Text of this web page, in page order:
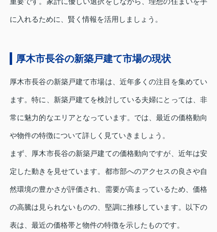
に入れるために、賢く情報を活用しましょう。
厚木市長谷の新築戸建て市場の現状
厚木市長谷の新築戸建て市場は、近年多くの注目を集めてい
ます。特に、新築戸建てを検討している夫婦にとっては、非
常に魅力的なエリアとなっています。では、最近の価格動向
や物件の特徴について詳しく見ていきましょう。
まず、厚木市長谷の新築戸建ての価格動向ですが、近年は安
定した動きを見せています。都市部へのアクセスの良さや自
然環境の豊かさが評価され、需要が高まっているため、価格
の高騰は見られないものの、堅調に推移しています。以下の
表は、最近の価格帯と物件の特徴を示したものです。